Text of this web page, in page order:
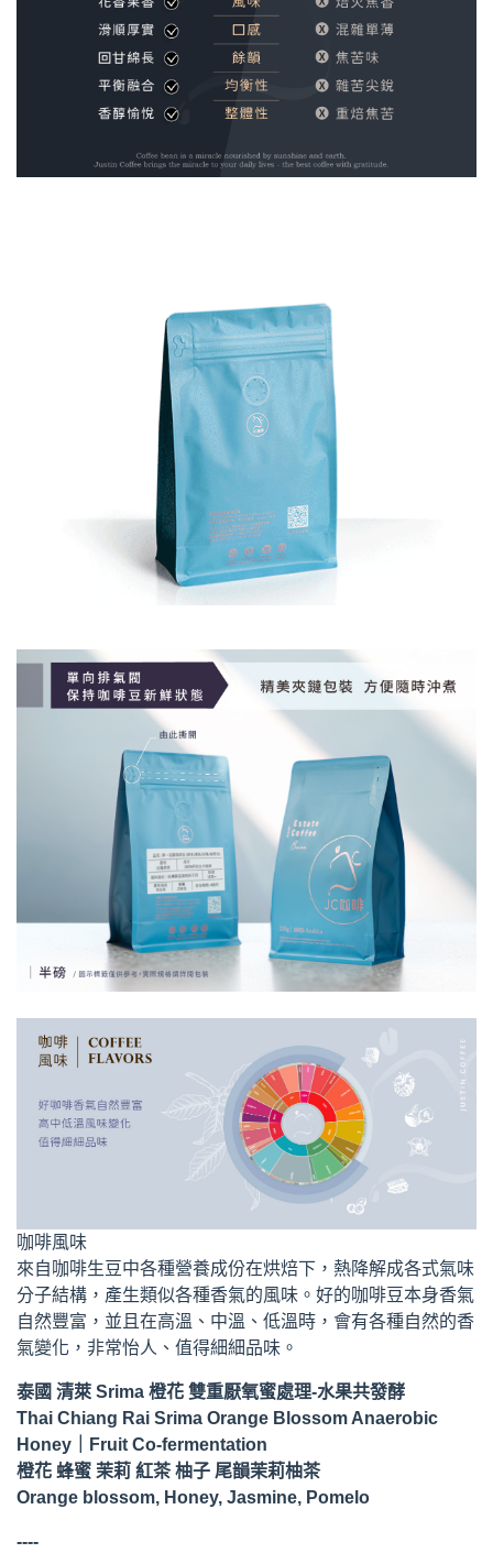
咖啡風味
來自咖啡生豆中各種營養成份在烘焙下，熱降解成各式氣味
分子結構，產生類似各種香氣的風味。好的咖啡豆本身香氣
自然豐富，並且在高溫、中溫、低溫時，會有各種自然的香
氣變化，非常怡人、值得細細品味。
泰國 清萊 Srima 橙花 雙重厭氧蜜處理-水果共發酵
Thai Chiang Rai Srima Orange Blossom Anaerobic
Honey｜Fruit Co-fermentation
橙花 蜂蜜 茉莉 紅茶 柚子 尾韻茉莉柚茶
Orange blossom, Honey, Jasmine, Pomelo
----